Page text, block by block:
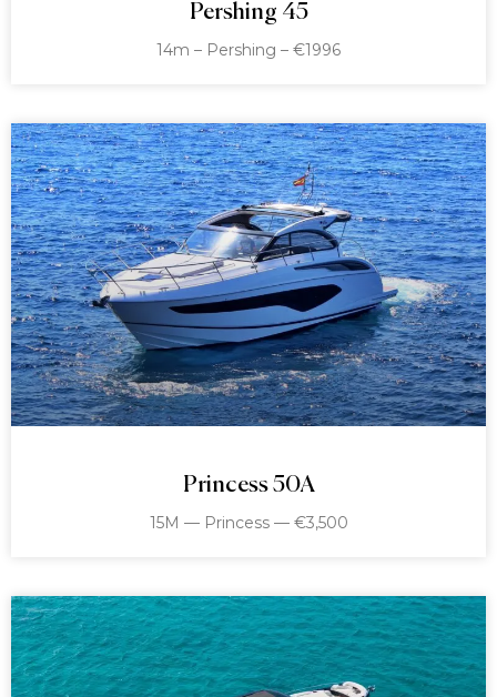
Pershing 45
14m – Pershing – €1996
Princess 50A
15M — Princess — €3,500